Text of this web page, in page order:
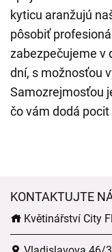
kyticu aranžujú
pôsobiť
zabezpečujeme v
dní, s možnosťou
Samozrejmosťou
čo vám dodá
KONTAKTUJTE
Květinářství City